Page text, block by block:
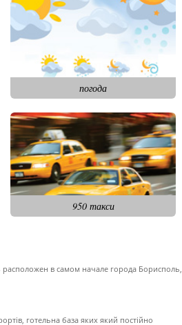
погода
950 такси
в самом начале города Борисполь,
готельна база яких який постійно